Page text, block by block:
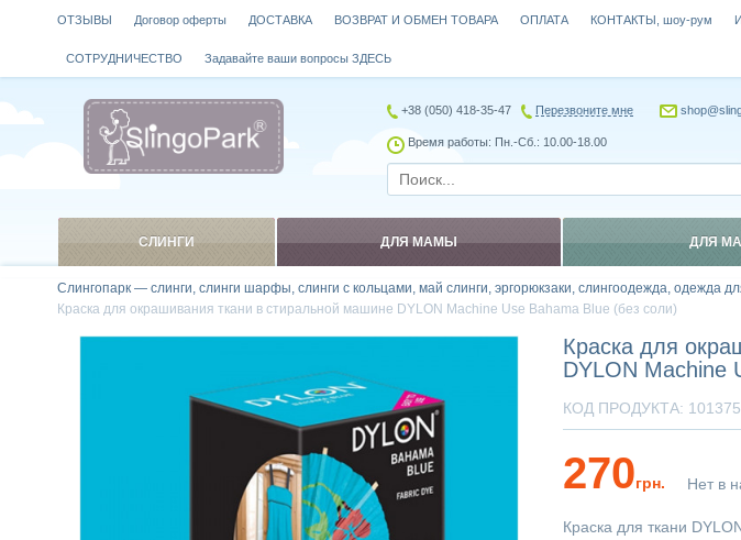
Слингопарк — слинги, слинги шарфы, слинги с кольцами, май слинги, эргорюкзаки, слингоодежда, одежда
Краска для окрашивания ткани в стиральной машине DYLON Machine Use Bahama Blue (без соли)
Краска для
DYLON Machine
КОД ПРОДУКТА: 101375
270грн. Нет в
Краска для ткани
ОТЗЫВЫ Договор оферты ДОСТАВКА ВОЗВРАТ И ОБМЕН ТОВАРА ОПЛАТА КОНТАКТЫ, шоу-рум
СОТРУДНИЧЕСТВО Задавайте ваши вопросы ЗДЕСЬ
+38 (050) 418-35-47 Перезвоните мне
Время работы: Пн.-Сб.: 10.00-18.00
СЛИНГИ ДЛЯ МАМЫ ДЛЯ